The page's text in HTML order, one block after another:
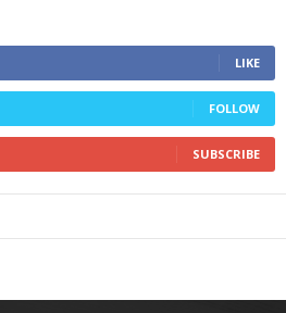
LIKE
FOLLOW
SUBSCRIBE